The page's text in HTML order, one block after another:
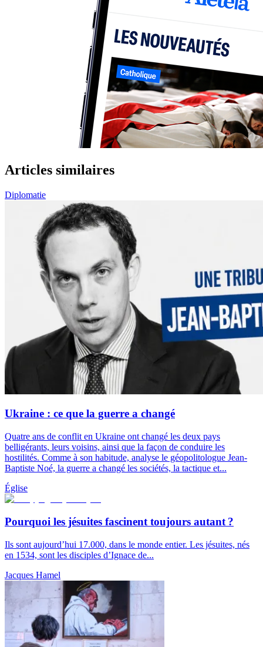
Articles similaires
Diplomatie
Ukraine : ce que la guerre a changé
Quatre ans de conflit en Ukraine ont changé les deux pays
belligérants, leurs voisins, ainsi que la façon de conduire les
hostilités. Comme à son habitude, analyse le géopolitologue Jean-
Baptiste Noé, la guerre a changé les sociétés, la tactique et...
Église
Pourquoi les jésuites fascinent toujours autant ?
Ils sont aujourd’hui 17.000, dans le monde entier. Les jésuites, nés
en 1534, sont les disciples d’Ignace de...
Jacques Hamel